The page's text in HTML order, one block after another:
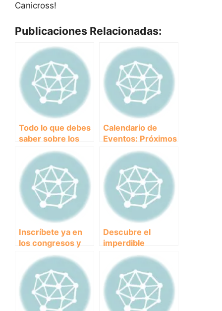
Canicross!
Publicaciones Relacionadas:
Todo lo que debes
saber sobre los
congresos y
conferencias en
Canicross
Calendario de
Eventos: Próximos
Congresos y
Conferencias de
Canicross
Inscríbete ya en
los congresos y
conferencias de
Canicross: ¡No te
lo pierdas!
Descubre el
imperdible
programa de
conferencias y
charlas de
Canicross